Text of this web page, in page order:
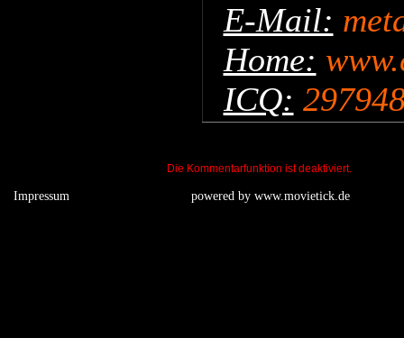
E-Mail:
Home:
ICQ:
Die Kommentarfunktion ist deaktiviert.
Impressum powered by www.movietick.de